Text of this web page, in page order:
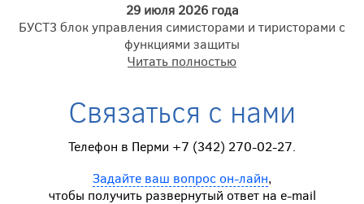
29 июля 2026 года
БУСТ3 блок управления симисторами и тиристорами с
функциями защиты
Читать полностью
Связаться с нами
Телефон в Перми +7 (342) 270-02-27.
Задайте ваш вопрос он-лайн,
чтобы получить развернутый ответ на e-mail